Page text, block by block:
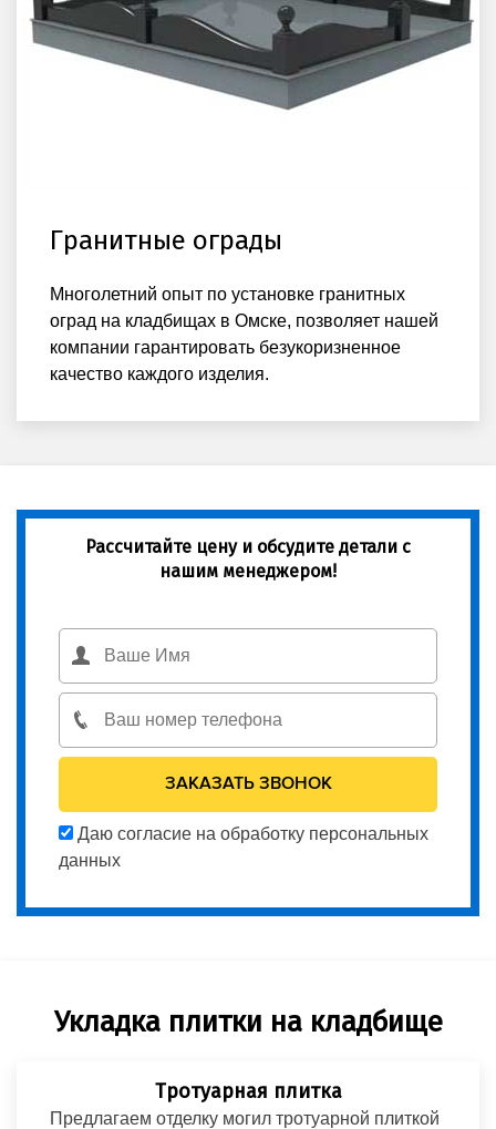
Гранитные ограды
Многолетний опыт по установке гранитных
оград на кладбищах в Омске, позволяет нашей
компании гарантировать безукоризненное
качество каждого изделия.
Рассчитайте цену и обсудите детали с
нашим менеджером!
Даю согласие на обработку персональных
данных
Укладка плитки на кладбище
Тротуарная плитка
Предлагаем отделку могил тротуарной плиткой